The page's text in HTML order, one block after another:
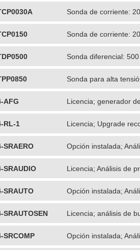
Sonda de corriente:
Sonda de corriente:
Sonda diferencial:
Sonda para alta
AFG Licencia; generador
RL-1 Licencia; Upgrade
SRAERO Opción instalada;
SRAUDIO Licencia; Análisis de
SRAUTO Opción instalada;
SRAUTOSEN Licencia; análisis de
SRCOMP Opción instalada;